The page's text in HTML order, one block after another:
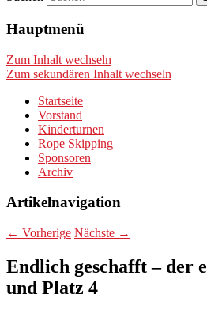
Hauptmenü
Zum Inhalt wechseln
Zum sekundären Inhalt wechseln
Startseite
Vorstand
Kinderturnen
Rope Skipping
Sponsoren
Archiv
Artikelnavigation
← Vorherige Nächste →
Endlich geschafft – der
und Platz 4